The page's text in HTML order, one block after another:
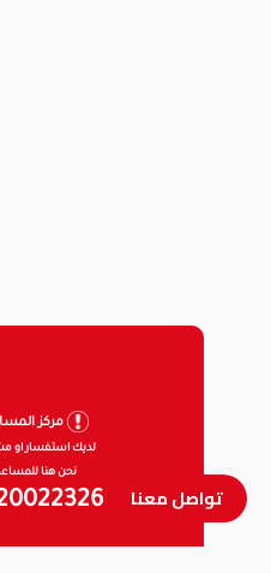
تواصل معنا
مركز
لديك استفسار او
نحن هنا